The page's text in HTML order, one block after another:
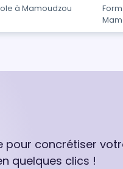
à Mamoudzou
pour concrétiser
quelques clics !